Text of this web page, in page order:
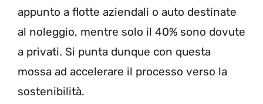
appunto a flotte aziendali o auto destinate
al noleggio, mentre solo il 40% sono dovute
a privati. Si punta dunque con questa
mossa ad accelerare il processo verso la
sostenibilità.